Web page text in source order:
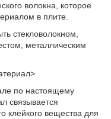
волокна, которое
в плите.
стекловолокном,
металлическим
по настоящему
связывается
клейкого вещества для